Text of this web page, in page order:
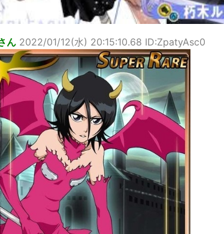
ん 2022/01/12(水) 20:15:10.68 ID:ZpatyAsc0